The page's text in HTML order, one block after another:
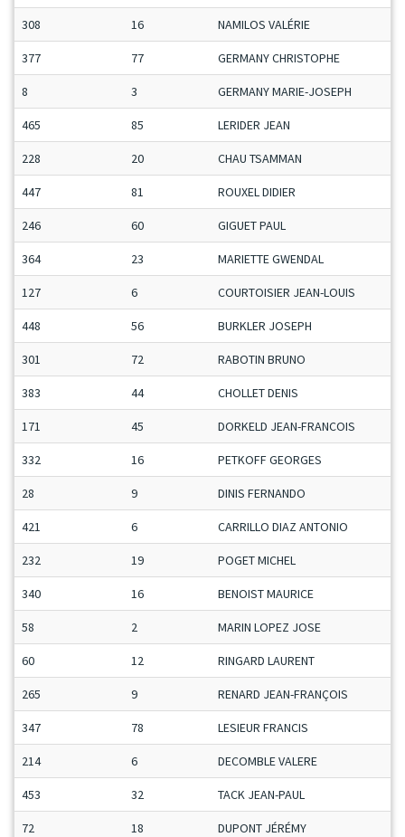
308 16 NAMILOS VALÉRIE
377 77 GERMANY CHRISTOPHE
8 3 GERMANY MARIE-JOSEPH
465 85 LERIDER JEAN
228 20 CHAU TSAMMAN
447 81 ROUXEL DIDIER
246 60 GIGUET PAUL
364 23 MARIETTE GWENDAL
127 6 COURTOISIER JEAN-LOUIS
448 56 BURKLER JOSEPH
301 72 RABOTIN BRUNO
383 44 CHOLLET DENIS
171 45 DORKELD JEAN-FRANCOIS
332 16 PETKOFF GEORGES
28 9 DINIS FERNANDO
421 6 CARRILLO DIAZ ANTONIO
232 19 POGET MICHEL
340 16 BENOIST MAURICE
58 2 MARIN LOPEZ JOSE
60 12 RINGARD LAURENT
265 9 RENARD JEAN-FRANÇOIS
347 78 LESIEUR FRANCIS
214 6 DECOMBLE VALERE
453 32 TACK JEAN-PAUL
72 18 DUPONT JÉRÉMY